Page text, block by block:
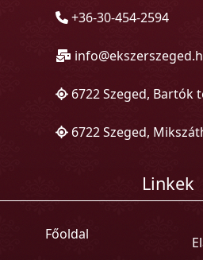
+36-30-454-2594
6722 Szeged, Bartók
6722 Szeged,
Linkek
Főoldal